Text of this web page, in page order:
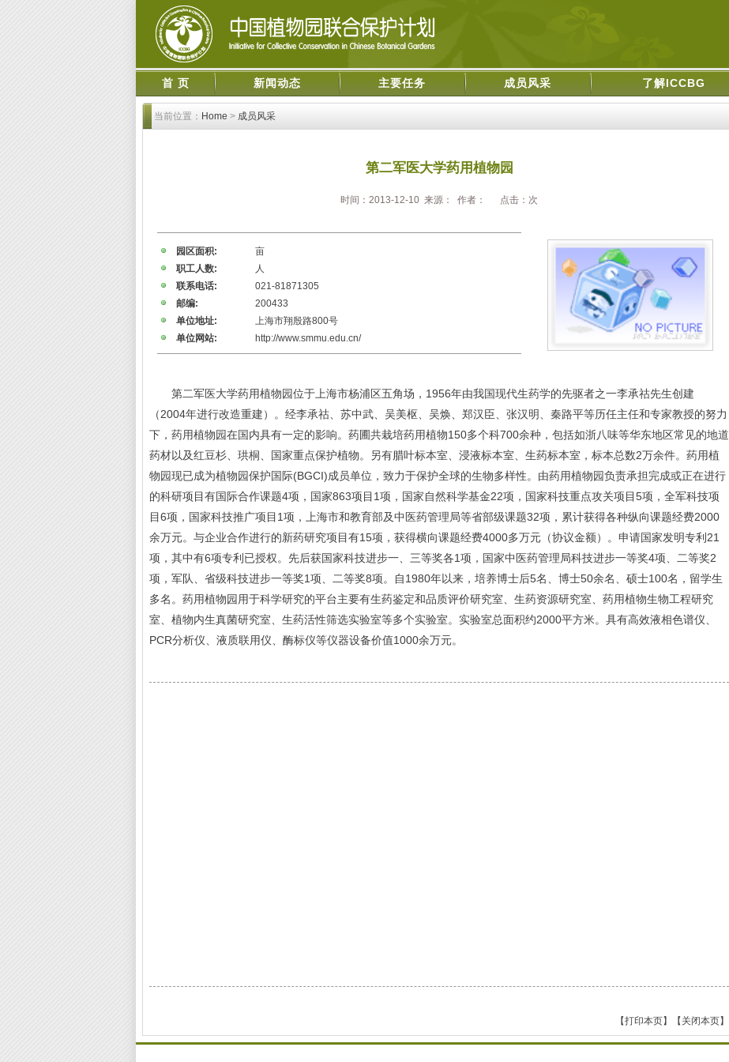
首 页 新闻动态 主要任务 成员风采 了解ICCBG
当前位置： Home > 成员风采
第二军医大学药用植物园
时间：2013-12-10 来源： 作者： 点击： 次
园区面积:
亩
职工人数:
人
联系电话:
021-81871305
邮编:
200433
单位地址:
上海市翔殷路800号
单位网站:
http://www.smmu.edu.cn/
第二军医大学药用植物园位于上海市杨浦区五角场，1956年由我国现代生药学的先驱者之一李承祜先生创建
（2004年进行改造重建）。经李承祜、苏中武、吴美枢、吴焕、郑汉臣、张汉明、秦路平等历任主任和专家教授的努力
下，药用植物园在国内具有一定的影响。药圃共栽培药用植物150多个科700余种，包括如浙八味等华东地区常见的地道
药材以及红豆杉、珙桐、国家重点保护植物。另有腊叶标本室、浸液标本室、生药标本室，标本总数2万余件。药用植
物园现已成为植物园保护国际(BGCI)成员单位，致力于保护全球的生物多样性。由药用植物园负责承担完成或正在进行
的科研项目有国际合作课题4项，国家863项目1项，国家自然科学基金22项，国家科技重点攻关项目5项，全军科技项
目6项，国家科技推广项目1项，上海市和教育部及中医药管理局等省部级课题32项，累计获得各种纵向课题经费2000
余万元。与企业合作进行的新药研究项目有15项，获得横向课题经费4000多万元（协议金额）。申请国家发明专利21
项，其中有6项专利已授权。先后获国家科技进步一、三等奖各1项，国家中医药管理局科技进步一等奖4项、二等奖2
项，军队、省级科技进步一等奖1项、二等奖8项。自1980年以来，培养博士后5名、博士50余名、硕士100名，留学生
多名。药用植物园用于科学研究的平台主要有生药鉴定和品质评价研究室、生药资源研究室、药用植物生物工程研究
室、植物内生真菌研究室、生药活性筛选实验室等多个实验室。实验室总面积约2000平方米。具有高效液相色谱仪、
PCR分析仪、液质联用仪、酶标仪等仪器设备价值1000余万元。
【打印本页】 【关闭本页】